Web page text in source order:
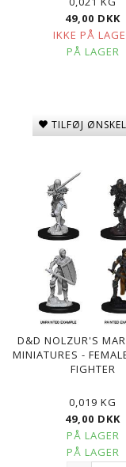
49,00 DKK
IKKE PÅ
PÅ LAGER
TILFØJ
D&D NOLZUR'S
MINIATURES -
FIGHTER
0,019 KG
49,00 DKK
PÅ LAGER
PÅ LAGER